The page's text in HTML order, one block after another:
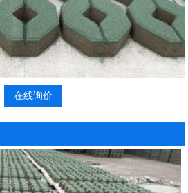
在线询价